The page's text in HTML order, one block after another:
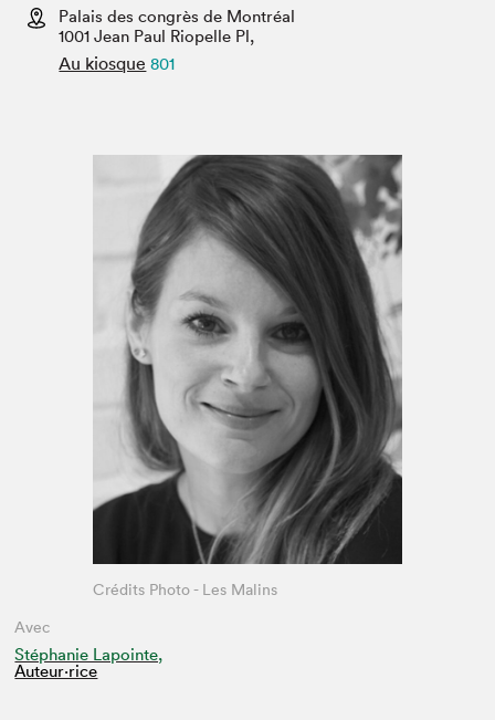
Espace médias
Palais des congrès de Montréal
1001 Jean Paul Riopelle Pl,
Au kiosque 801
Avec
Stéphanie Lapointe,
Auteur·rice
Crédits Photo - Les Malins